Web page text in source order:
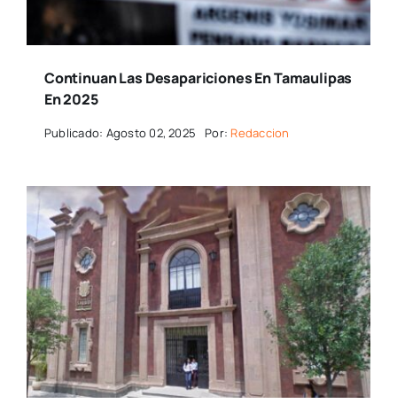
Continuan Las Desapariciones En Tamaulipas
En 2025
Publicado: Agosto 02, 2025 Por: Redaccion